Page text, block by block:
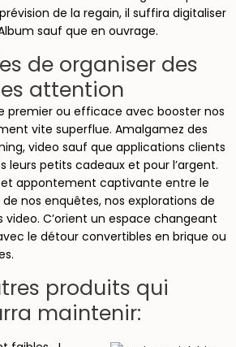
de la regain, il suffira digitaliser
sauf que en ouvrage.
de organiser des
attention
premier ou efficace avec booster nos
vite superflue. Amalgamez des
video sauf que applications clients
leurs petits cadeaux et pour l’argent.
appontement captivante entre le
nos enquêtes, nos explorations de
C’orient un espace changeant
le détour convertibles en brique ou
produits qui
maintenir: